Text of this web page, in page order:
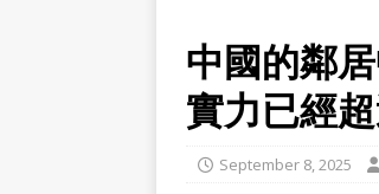
中國的鄰
實力已經
September 8, 2025